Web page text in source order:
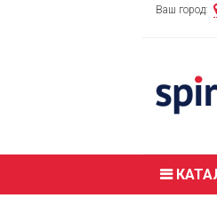
Ваш город: